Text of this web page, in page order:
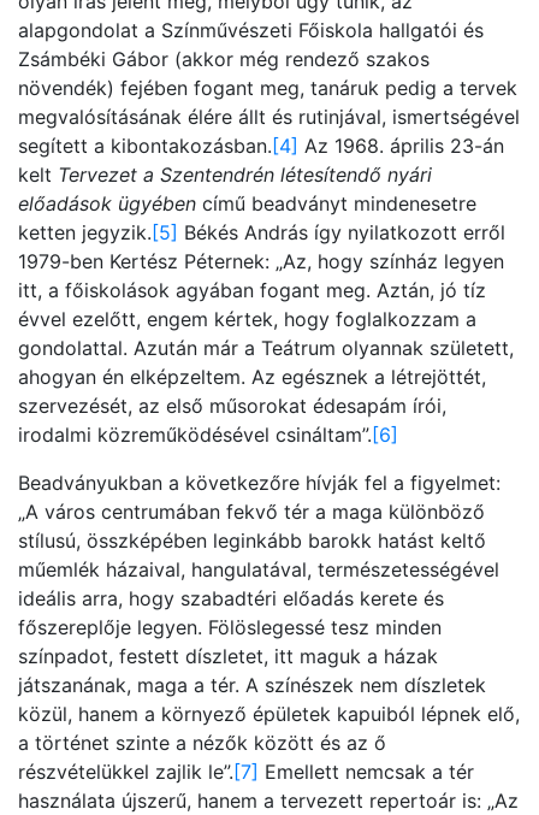
alapgondolat a Színművészeti Főiskola hallgatói és
Zsámbéki Gábor (akkor még rendező szakos
növendék) fejében fogant meg, tanáruk pedig a tervek
megvalósításának élére állt és rutinjával, ismertségével
segített a kibontakozásban.[4] Az 1968. április 23-án
kelt Tervezet a Szentendrén létesítendő nyári
előadások ügyében című beadványt mindenesetre
ketten jegyzik.[5] Békés András így nyilatkozott erről
1979-ben Kertész Péternek: „Az, hogy színház legyen
itt, a főiskolások agyában fogant meg. Aztán, jó tíz
évvel ezelőtt, engem kértek, hogy foglalkozzam a
gondolattal. Azután már a Teátrum olyannak született,
ahogyan én elképzeltem. Az egésznek a létrejöttét,
szervezését, az első műsorokat édesapám írói,
irodalmi közreműködésével csináltam”.[6]
Beadványukban a következőre hívják fel a figyelmet:
„A város centrumában fekvő tér a maga különböző
stílusú, összképében leginkább barokk hatást keltő
műemlék házaival, hangulatával, természetességével
ideális arra, hogy szabadtéri előadás kerete és
főszereplője legyen. Fölöslegessé tesz minden
színpadot, festett díszletet, itt maguk a házak
játszanának, maga a tér. A színészek nem díszletek
közül, hanem a környező épületek kapuiból lépnek elő,
a történet szinte a nézők között és az ő
részvételükkel zajlik le”.[7] Emellett nemcsak a tér
használata újszerű, hanem a tervezett repertoár is: „Az